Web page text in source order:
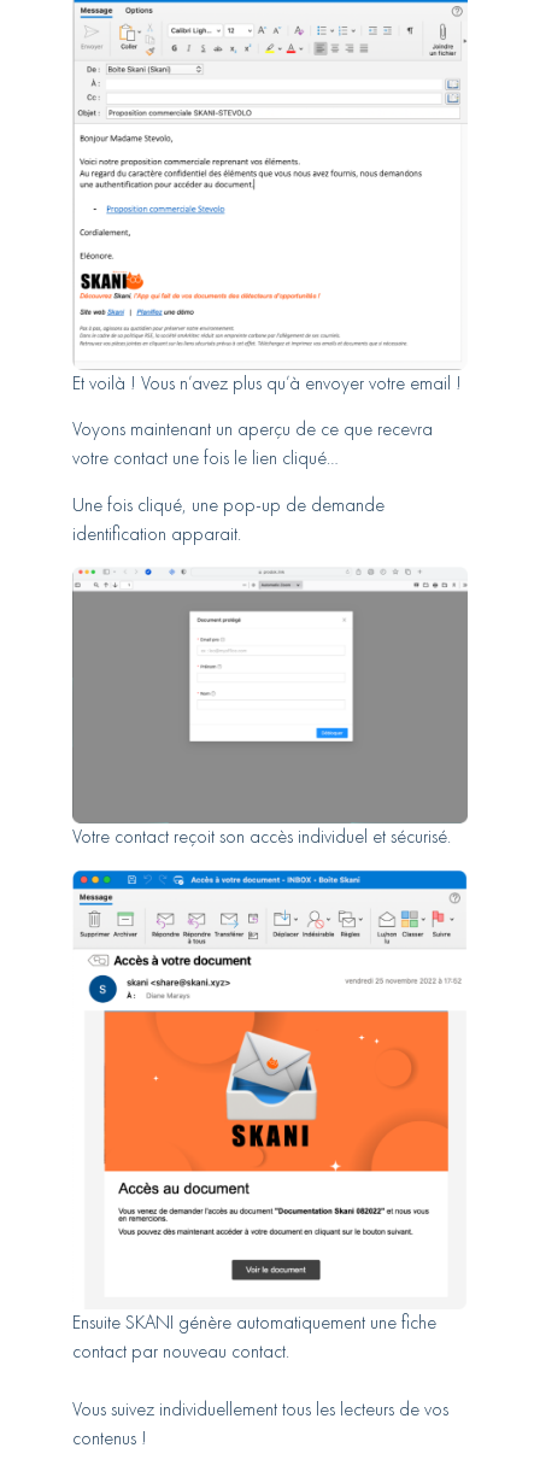
Et voilà ! Vous n’avez plus qu’à envoyer votre email !
Voyons maintenant un aperçu de ce que recevra
votre contact une fois le lien cliqué…
Une fois cliqué, une pop-up de demande
identification apparait.
Votre contact reçoit son accès individuel et sécurisé.
Ensuite SKANI génère automatiquement une fiche
contact par nouveau contact.
Vous suivez individuellement tous les lecteurs de vos
contenus !